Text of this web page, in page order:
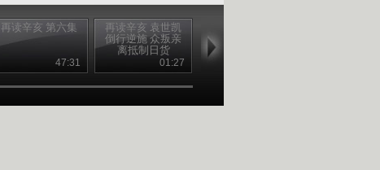
再读辛亥 第六集
47:31
再读辛亥 袁世凯
倒行逆施 众叛亲
离抵制日货
01:27
跪磕头，只准握